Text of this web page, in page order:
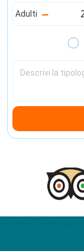
Adulti